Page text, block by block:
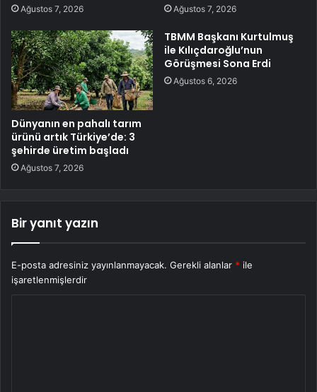
Ağustos 7, 2026 Ağustos 7, 2026
Dünyanın en pahalı tarım
ürünü artık Türkiye’de: 3
şehirde üretim başladı
Ağustos 7, 2026
TBMM Başkanı Kurtulmuş
ile Kılıçdaroğlu’nun
Görüşmesi Sona Erdi
Ağustos 6, 2026
Bir yanıt yazın
E-posta adresiniz yayınlanmayacak. Gerekli alanlar * ile
işaretlenmişlerdir